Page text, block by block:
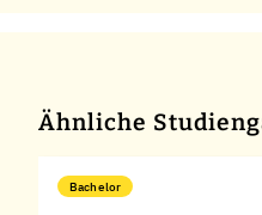
Ähnliche
Bachelor